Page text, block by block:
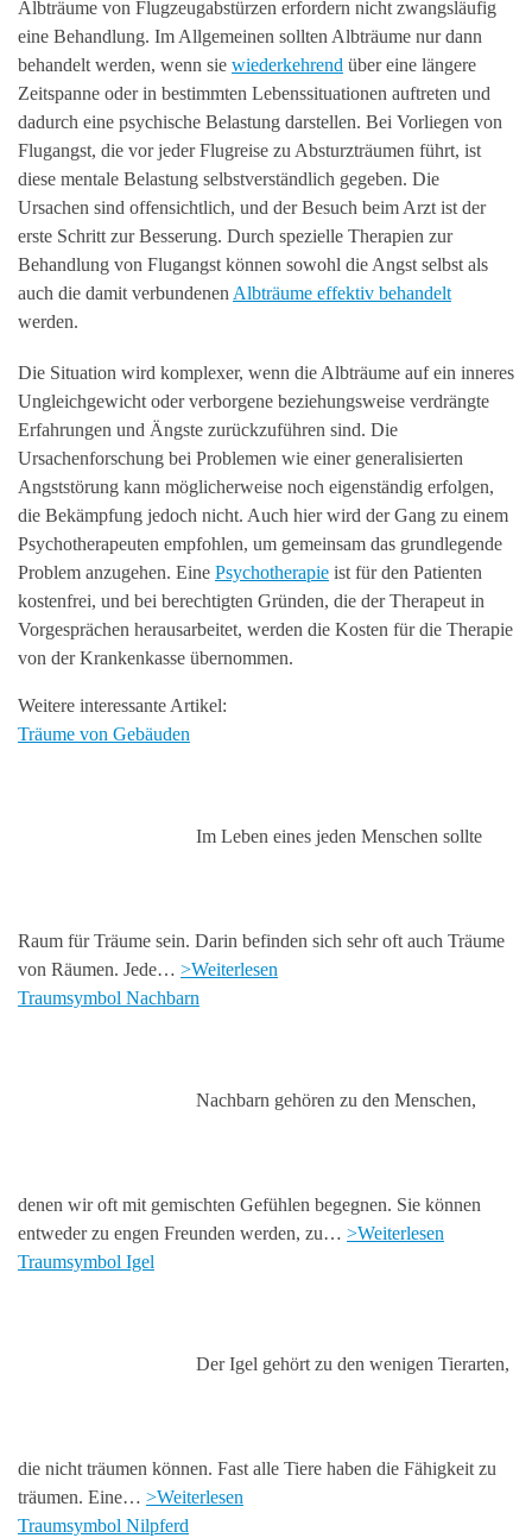
Albträume von Flugzeugabstürzen erfordern nicht zwangsläufig
eine Behandlung. Im Allgemeinen sollten Albträume nur dann
behandelt werden, wenn sie wiederkehrend über eine längere
Zeitspanne oder in bestimmten Lebenssituationen auftreten und
dadurch eine psychische Belastung darstellen. Bei Vorliegen von
Flugangst, die vor jeder Flugreise zu Absturzträumen führt, ist
diese mentale Belastung selbstverständlich gegeben. Die
Ursachen sind offensichtlich, und der Besuch beim Arzt ist der
erste Schritt zur Besserung. Durch spezielle Therapien zur
Behandlung von Flugangst können sowohl die Angst selbst als
auch die damit verbundenen Albträume effektiv behandelt
werden.
Die Situation wird komplexer, wenn die Albträume auf ein inneres
Ungleichgewicht oder verborgene beziehungsweise verdrängte
Erfahrungen und Ängste zurückzuführen sind. Die
Ursachenforschung bei Problemen wie einer generalisierten
Angststörung kann möglicherweise noch eigenständig erfolgen,
die Bekämpfung jedoch nicht. Auch hier wird der Gang zu einem
Psychotherapeuten empfohlen, um gemeinsam das grundlegende
Problem anzugehen. Eine Psychotherapie ist für den Patienten
kostenfrei, und bei berechtigten Gründen, die der Therapeut in
Vorgesprächen herausarbeitet, werden die Kosten für die Therapie
von der Krankenkasse übernommen.
Weitere interessante Artikel:
Träume von Gebäuden
Im Leben eines jeden Menschen sollte
Raum für Träume sein. Darin befinden sich sehr oft auch Träume
von Räumen. Jede… >Weiterlesen
Traumsymbol Nachbarn
Nachbarn gehören zu den Menschen,
denen wir oft mit gemischten Gefühlen begegnen. Sie können
entweder zu engen Freunden werden, zu… >Weiterlesen
Traumsymbol Igel
Der Igel gehört zu den wenigen Tierarten,
die nicht träumen können. Fast alle Tiere haben die Fähigkeit zu
träumen. Eine… >Weiterlesen
Traumsymbol Nilpferd